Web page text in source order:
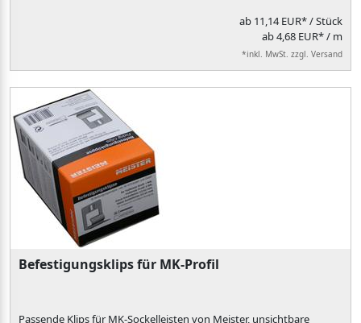
ab 11,14 EUR*/ Stück
ab 4,68 EUR* / m
*inkl. MwSt. zzgl. Versand
Befestigungsklips für MK-Profil
Passende Klips für MK-Sockelleisten von Meister, unsichtbare